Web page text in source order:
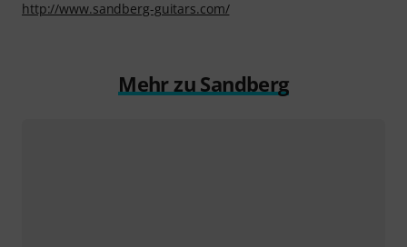
http://www.sandberg-guitars.com/
Mehr zu Sandberg